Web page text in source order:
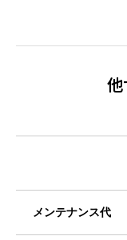
メンテナンス代